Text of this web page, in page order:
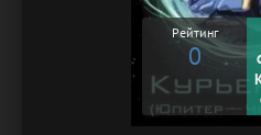
Рейтинг
0